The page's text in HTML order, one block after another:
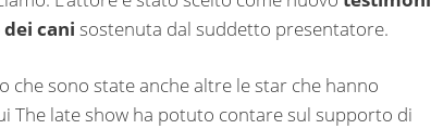
cani sostenuta dal suddetto presentatore.
che sono state anche altre le star che hanno
The late show ha potuto contare sul supporto di